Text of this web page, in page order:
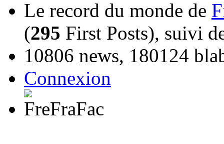
Le record du monde de
(295 First Posts), suivi
10806 news, 180124
Connexion